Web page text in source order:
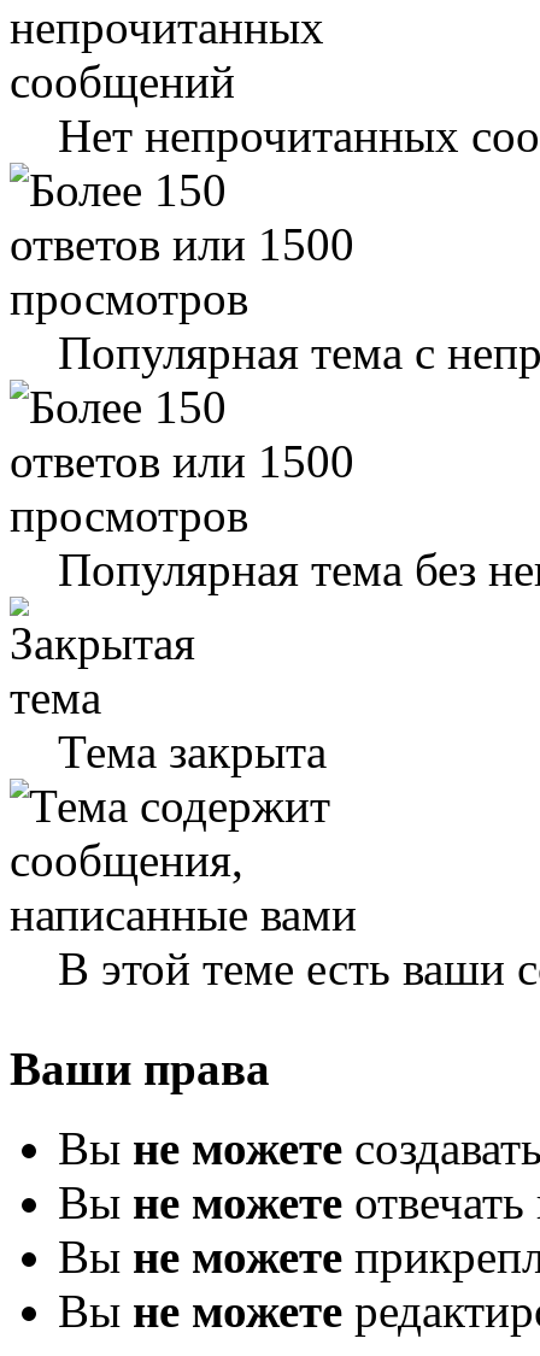
Нет непрочитанных
Популярная тема с
Популярная тема без
Тема закрыта
В этой теме есть ваши
Ваши права
Вы не можете
Вы не можете
Вы не можете
Вы не можете